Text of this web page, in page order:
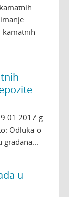
kamatnih
Odluka o
građana...
u